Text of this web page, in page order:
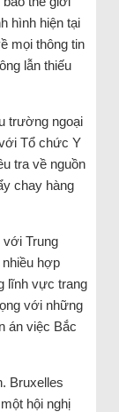
hình hiện tại
mọi thông tin
lẫn thiếu
trường ngoại
Tổ chức Y
tra về nguồn
chay hàng
với Trung
hợp
lĩnh vực trang
với những
án việc Bắc
Bruxelles
hội nghị